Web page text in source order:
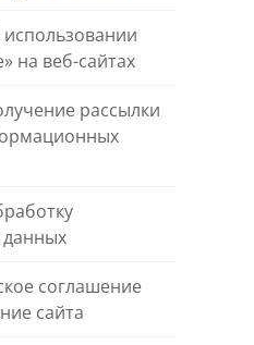
на веб-сайтах
рассылки
соглашение
сайта